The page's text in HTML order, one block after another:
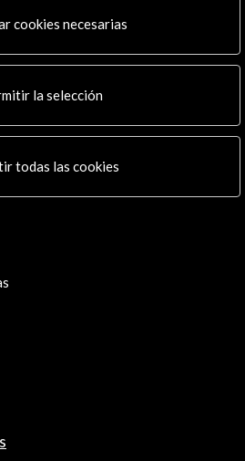
E
cookies necesarias
la selección
todas las cookies